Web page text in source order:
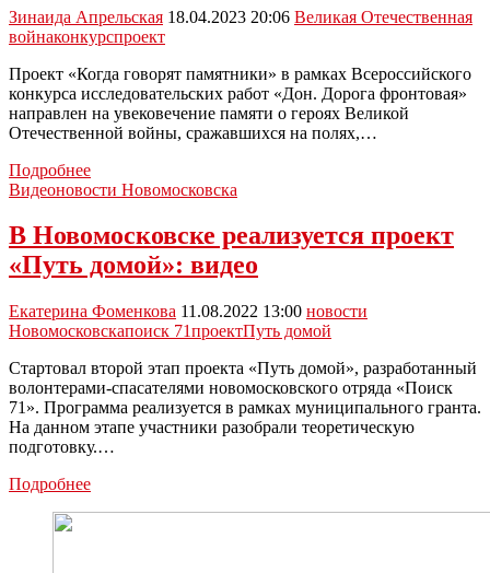
прошлом
году
было
выделено
почти
25
млрд
Зинаида Апрельская 18.04.2023 20:06 Великая Отечественная
войнаконкурспроект
Проект «Когда говорят памятники» в рамках Всероссийского
конкурса исследовательских работ «Дон. Дорога фронтовая»
направлен на увековечение памяти о героях Великой
Отечественной войны, сражавшихся на полях,…
ПодробнееНовомосковцы
могут
участие
в
проекте
говорят
памятники»
Видеоновости Новомосковска
В Новомосковске реализуется проект
«Путь домой»: видео
Екатерина Фоменкова 11.08.2022 13:00 новости
Новомосковскапоиск 71проектПуть домой
Стартовал второй этап проекта «Путь домой», разработанный
волонтерами-спасателями новомосковского отряда «Поиск
71». Программа реализуется в рамках муниципального гранта.
На данном этапе участники разобрали теоретическую
подготовку.…
ПодробнееВ